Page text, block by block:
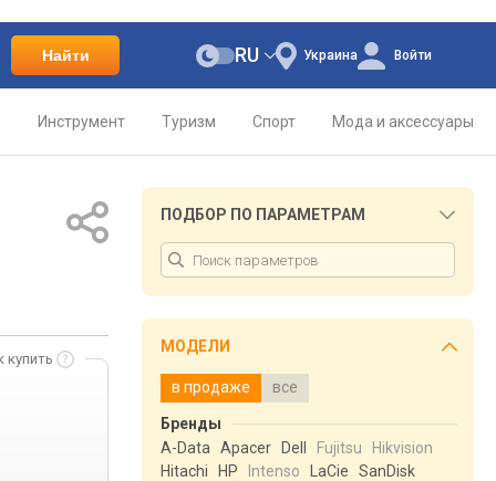
Найти Украина
RU Войти
Инструмент Туризм Спорт Мода и аксессуары
купить
ПОДБОР ПО ПАРАМЕТРАМ
МОДЕЛИ
в продаже все
Бренды
A-Data
Apacer Dell Fujitsu
Hikvision
Hitachi
HP Intenso LaCie
SanDisk